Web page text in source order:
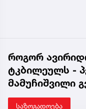
როგორ
ტკბილეულს -
მამუჩიშვილი
საზოგადოება